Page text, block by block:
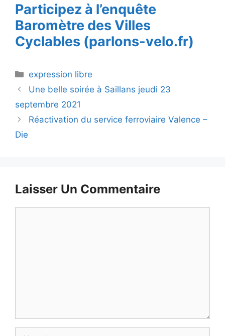
Participez à l’enquête
Baromètre des Villes
Cyclables (parlons-velo.fr)
Catégories
expression libre
Une belle soirée à Saillans jeudi 23
septembre 2021
Réactivation du service ferroviaire Valence –
Die
Laisser Un Commentaire